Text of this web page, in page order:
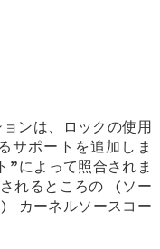
ンは、ロックの使用
サポートを追加しま
”によって照合されま
れるところの (ソー
カーネルソースコー